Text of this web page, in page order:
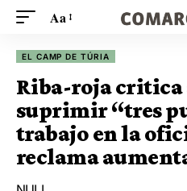
Aa
EL CAMP DE TÚRIA
Riba-roja critica
suprimir “tres
trabajo en la
reclama